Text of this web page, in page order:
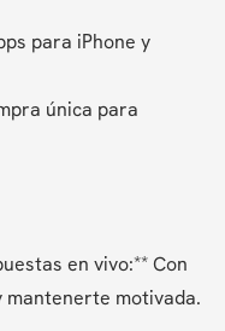
para iPhone y
única para
en vivo:** Con
mantenerte motivada.